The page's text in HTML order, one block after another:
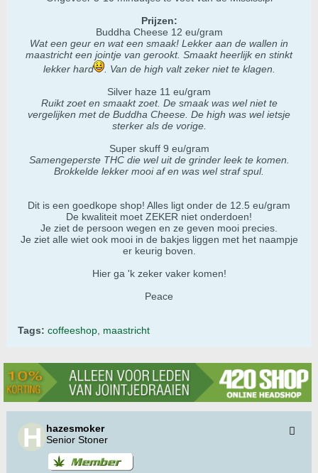
Prijzen:
Buddha Cheese 12 eu/gram
Wat een geur en wat een smaak! Lekker aan de wallen in
maastricht een jointje van gerookt. Smaakt heerlijk en stinkt
lekker hard
. Van de high valt zeker niet te klagen.
Silver haze 11 eu/gram
Ruikt zoet en smaakt zoet. De smaak was wel niet te
vergelijken met de Buddha Cheese. De high was wel ietsje
sterker als de vorige.
Super skuff 9 eu/gram
Samengeperste THC die wel uit de grinder leek te komen.
Brokkelde lekker mooi af en was wel straf spul.
Dit is een goedkope shop! Alles ligt onder de 12.5 eu/gram
De kwaliteit moet ZEKER niet onderdoen!
Je ziet de persoon wegen en ze geven mooi precies.
Je ziet alle wiet ook mooi in de bakjes liggen met het naampje
er keurig boven.
Hier ga 'k zeker vaker komen!
Peace
Tags: coffeeshop maastricht
hazesmoker
Senior Stoner